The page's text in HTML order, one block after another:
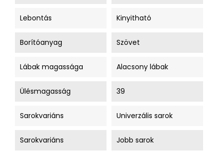
Lebontás Kinyitható
Borítóanyag Szövet
Lábak magassága Alacsony lábak
Ülésmagasság 39
Sarokvariáns Univerzális sarok
Sarokvariáns Jobb sarok